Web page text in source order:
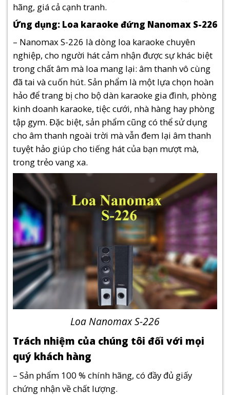
hãng, giá cả cạnh tranh.
Ứng dụng: Loa karaoke đứng Nanomax S-226
– Nanomax S-226 là dòng loa karaoke chuyên
nghiệp, cho người hát cảm nhận được sự khác biệt
trong chất âm mà loa mang lại: âm thanh vô cùng
đã tai và cuốn hút. Sản phẩm là một lựa chọn hoàn
hảo để trang bị cho bộ dàn karaoke gia đình, phòng
kinh doanh karaoke, tiệc cưới, nhà hàng hay phòng
tập gym. Đặc biệt, sản phẩm cũng có thể sử dụng
cho âm thanh ngoài trời mà vẫn đem lại âm thanh
tuyệt hảo giúp cho tiếng hát của bạn mượt mà,
trong trẻo vang xa.
Loa Nanomax S-226
Trách nhiệm của chúng tôi đối với mọi
quý khách hàng
– Sản phẩm 100 % chính hãng, có đầy đủ giấy
chứng nhận về chất lượng.